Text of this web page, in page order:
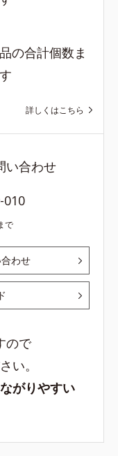
の合計個数ま
詳しくはこちら
い合わせ
010
で
わせ
ので
い。
がりやすい